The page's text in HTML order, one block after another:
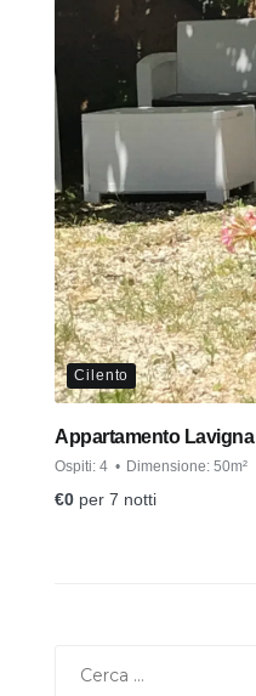
Cilento
Appartamento Lavigna
Ospiti: 4 Dimensione: 50m²
€0 per 7 notti